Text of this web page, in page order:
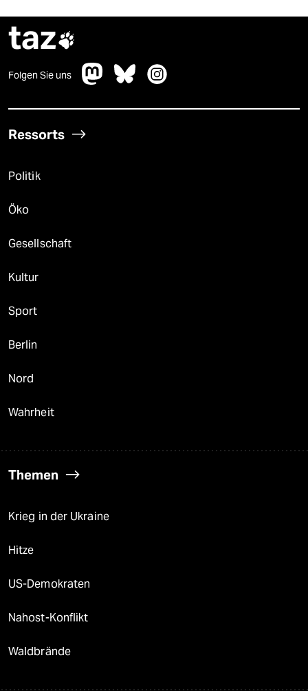
taz
Folgen Sie uns
Ressorts
Politik
Öko
Gesellschaft
Kultur
Sport
Berlin
Nord
Wahrheit
Themen
Krieg in der Ukraine
Hitze
US-Demokraten
Nahost-Konflikt
Waldbrände